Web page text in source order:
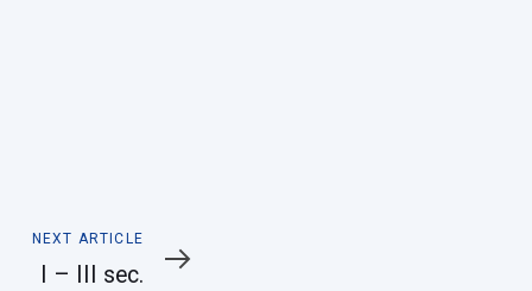
Next
Article
NEXT ARTICLE
I – III sec.